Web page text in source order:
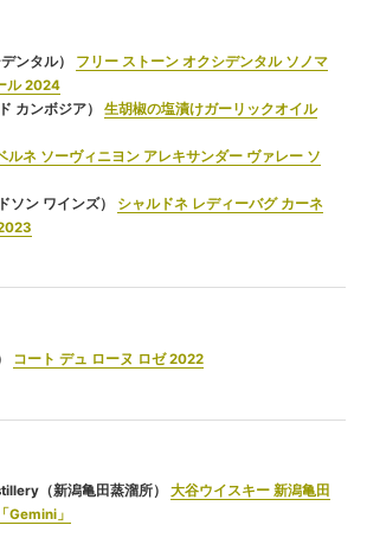
ンタル）
フリー ストーン オクシデンタル ソノマ
ル 2024
カンボジア）
生胡椒の塩漬けガーリックオイル
ルネ ソーヴィニヨン アレキサンダー ヴァレー ソ
ン ワインズ）
シャルドネ レディーバグ カーネ
コート デュ ローヌ ロゼ 2022
（新潟亀田蒸溜所）
大谷ウイスキー 新潟亀田
Gemini」